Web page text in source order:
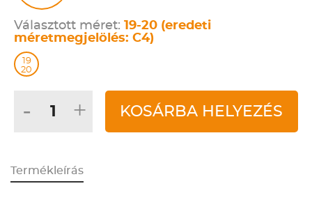
Választott méret: 19-20 (eredeti
méretmegjelölés: C4)
19
20
- + KOSÁRBA HELYEZÉS
Termékleírás